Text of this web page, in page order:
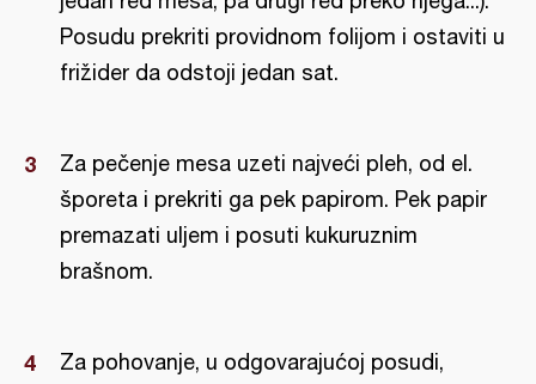
Posudu prekriti providnom folijom i ostaviti u
frižider da odstoji jedan sat.
Za pečenje mesa uzeti najveći pleh, od el.
šporeta i prekriti ga pek papirom. Pek papir
premazati uljem i posuti kukuruznim
brašnom.
Za pohovanje, u odgovarajućoj posudi,